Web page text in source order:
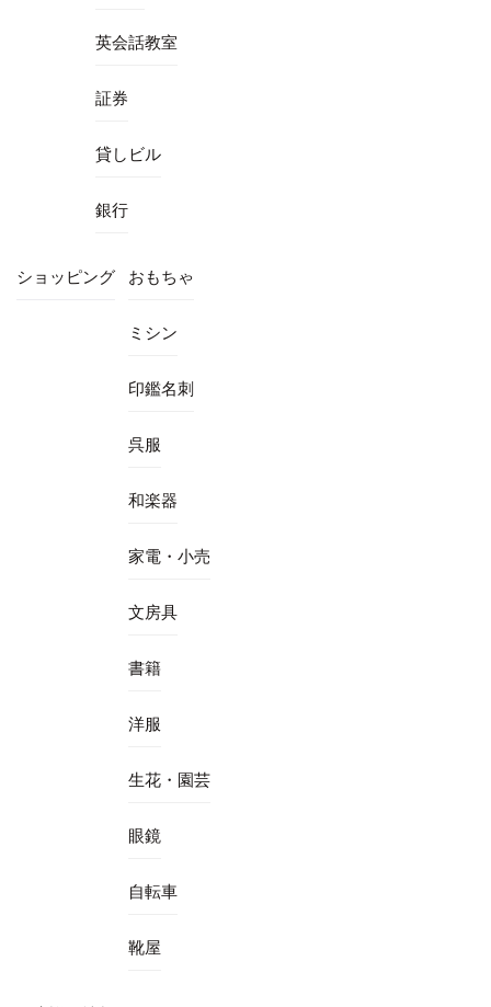
英会話教室
証券
貸しビル
銀行
ショッピング おもちゃ
ミシン
印鑑名刺
呉服
和楽器
家電・小売
文房具
書籍
洋服
生花・園芸
眼鏡
自転車
靴屋